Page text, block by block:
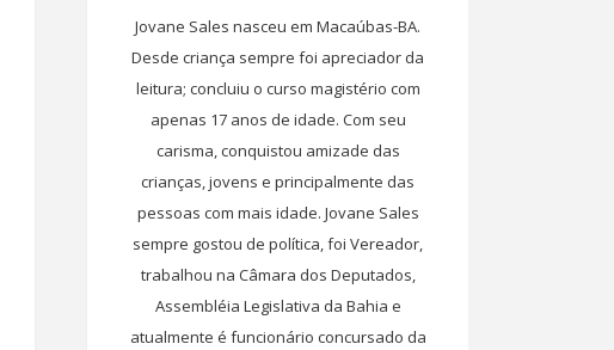
Jovane Sales nasceu em Macaúbas-BA.
Desde criança sempre foi apreciador da
leitura; concluiu o curso magistério com
apenas 17 anos de idade. Com seu
carisma, conquistou amizade das
crianças, jovens e principalmente das
pessoas com mais idade. Jovane Sales
sempre gostou de política, foi Vereador,
trabalhou na Câmara dos Deputados,
Assembléia Legislativa da Bahia e
atualmente é funcionário concursado da